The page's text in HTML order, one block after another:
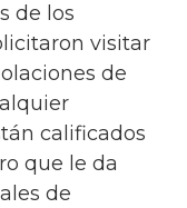
de los
visitar
de
calificados
que le da
de